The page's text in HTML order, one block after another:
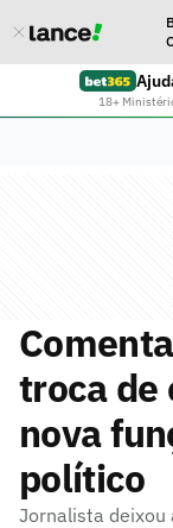
18+
troca de
nova
político
Jornalista deixou